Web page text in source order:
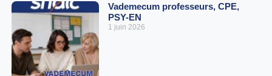
Vademecum professeurs, CPE,
PSY-EN
1 juin 2026